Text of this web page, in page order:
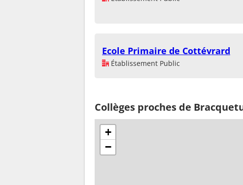
Ecole Primaire de Cottévrard
Établissement Public
Collèges proches de
+
−